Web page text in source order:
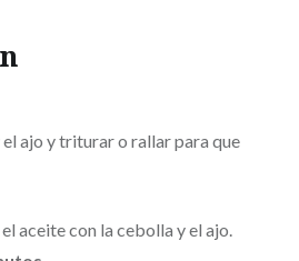
ajo y triturar o rallar para que
aceite con la cebolla y el ajo.